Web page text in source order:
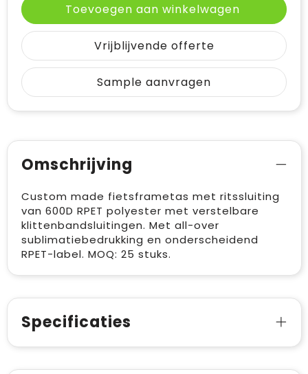
Toevoegen aan winkelwagen
Vrijblijvende offerte
Sample aanvragen
Omschrijving
Custom made fietsframetas met ritssluiting
van 600D RPET polyester met verstelbare
klittenbandsluitingen. Met all-over
sublimatiebedrukking en onderscheidend
RPET-label. MOQ: 25 stuks.
Specificaties